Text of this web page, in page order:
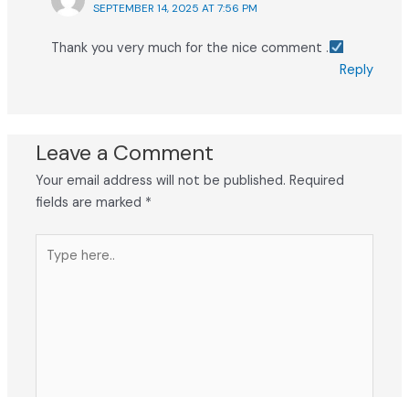
SEPTEMBER 14, 2025 AT 7:56 PM
Thank you very much for the nice comment .
Reply
Leave a Comment
Your email address will not be published. Required
fields are marked *
here..